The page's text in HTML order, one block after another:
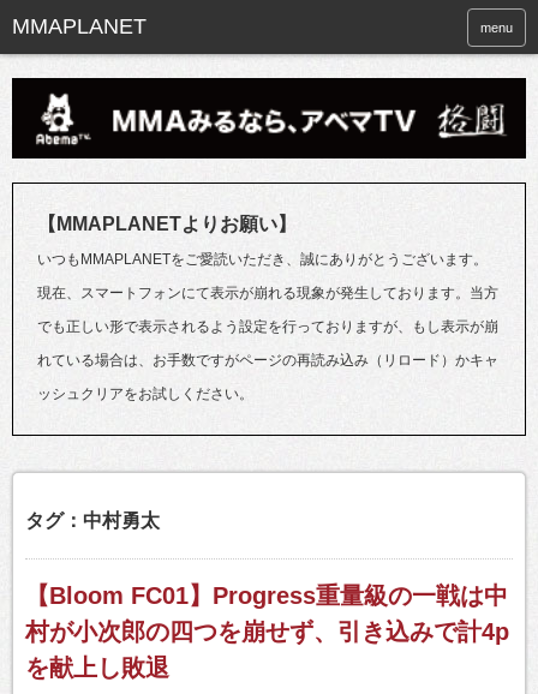
menu
【MMAPLANETよりお願い】
いつもMMAPLANETをご愛読いただき、誠にありがとうございます。
現在、スマートフォンにて表示が崩れる現象が発生しております。当方
でも正しい形で表示されるよう設定を行っておりますが、もし表示が崩
れている場合は、お手数ですがページの再読み込み（リロード）かキャ
ッシュクリアをお試しください。
タグ：中村勇太
【Bloom FC01】Progress重量級の一戦は中
村が小次郎の四つを崩せず、引き込みで計4p
を献上し敗退